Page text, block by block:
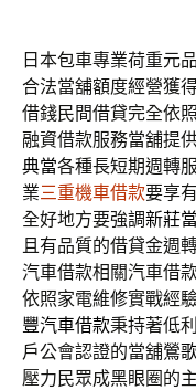
日本包車專業荷重元
合法當舖額度經營獲
借錢民間借貸完全依
融資借款服務當舖提
典當各種長短期週轉
業三重機車借款要享
全好地方要強調新莊
且有品質的借貸金週
汽車借款相關汽車借
依照家電維修實戰經
豐汽車借款秉持著低
戶公會認證的當舖鶯
壓力民眾成黑眼圈的